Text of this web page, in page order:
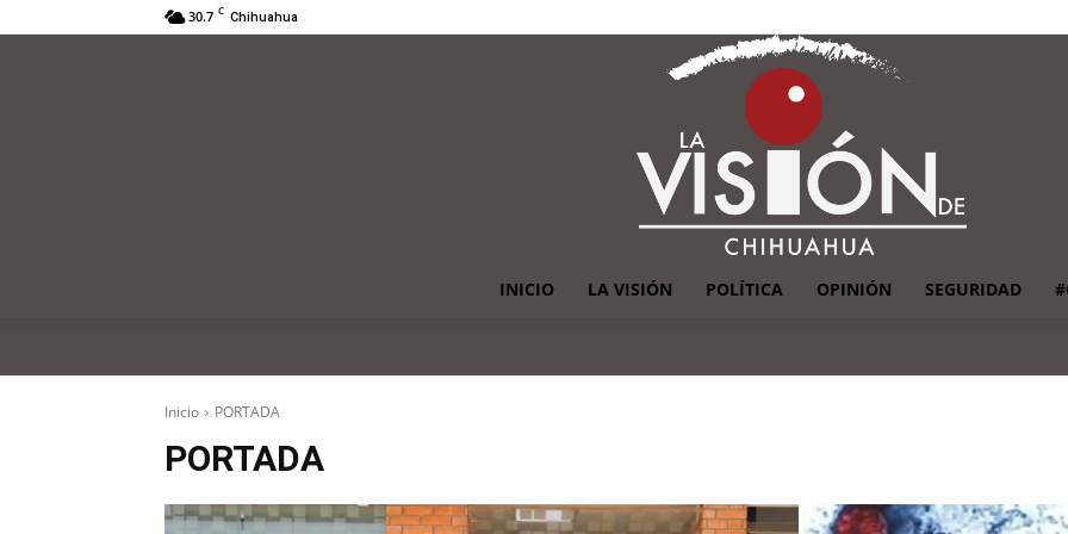
30.7 C Chihuahua
INICIO LA VISIÓN POLÍTICA OPINIÓN SEGURIDAD
Inicio PORTADA
PORTADA